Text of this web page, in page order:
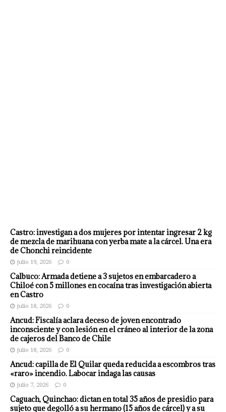
Castro: investigan a dos mujeres por intentar ingresar 2 kg
de mezcla de marihuana con yerba mate a la cárcel. Una era
de Chonchi reincidente
julio 19, 2026 0
Calbuco: Armada detiene a 3 sujetos en embarcadero a
Chiloé con 5 millones en cocaína tras investigación abierta
en Castro
julio 18, 2026 0
Ancud: Fiscalía aclara deceso de joven encontrado
inconsciente y con lesión en el cráneo al interior de la zona
de cajeros del Banco de Chile
julio 18, 2026 0
Ancud: capilla de El Quilar queda reducida a escombros tras
«raro» incendio. Labocar indaga las causas
julio 7, 2026 0
Caguach, Quinchao: dictan en total 35 años de presidio para
sujeto que degolló a su hermano (15 años de cárcel) y a su